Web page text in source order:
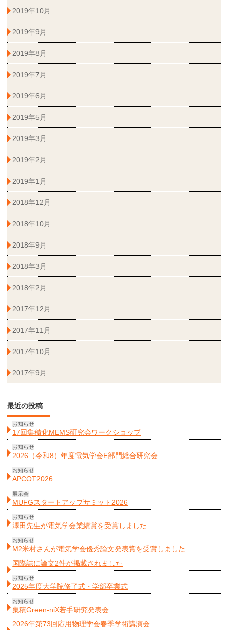
2019年10月
2019年9月
2019年8月
2019年7月
2019年6月
2019年5月
2019年3月
2019年2月
2019年1月
2018年12月
2018年10月
2018年9月
2018年3月
2018年2月
2017年12月
2017年11月
2017年10月
2017年9月
最近の投稿
お知らせ
17回集積化MEMS研究会ワークショップ
お知らせ
2026（令和8）年度電気学会E部門総合研究会
お知らせ
APCOT2026
展示会
MUFGスタートアップサミット2026
お知らせ
澤田先生が電気学会業績賞を受賞しました
お知らせ
M2米村さんが電気学会優秀論文発表賞を受賞しました
国際誌に論文2件が掲載されました
お知らせ
2025年度大学院修了式・学部卒業式
お知らせ
集積Green-niX若手研究発表会
2026年第73回応用物理学会春季学術講演会